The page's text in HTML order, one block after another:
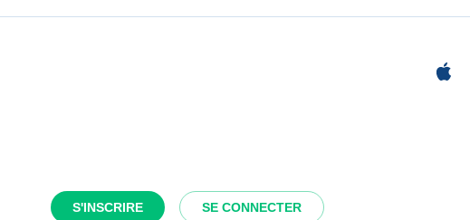
S'INSCRIRE SE CONNECTER